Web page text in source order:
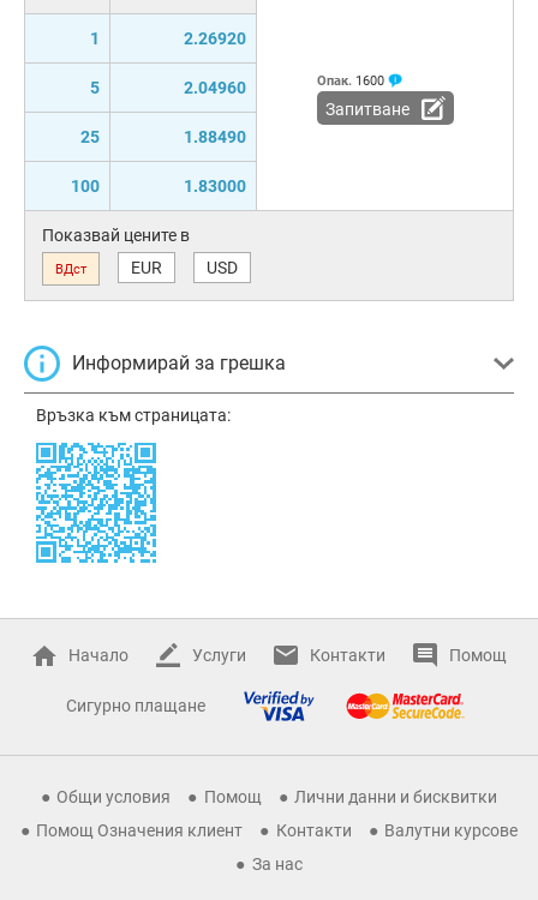
1 2.26920
5 2.04960
25 1.88490
100 1.83000
Опак. 1600
Запитване
Показвай цените в
ВДст EUR USD
Информирай за грешка
Връзка към страницата:
Начало Услуги Контакти Помощ
Сигурно плащане
Общи условия Помощ
Лични данни и бисквитки
Помощ Означения клиент
Контакти
Валутни курсове
За нас